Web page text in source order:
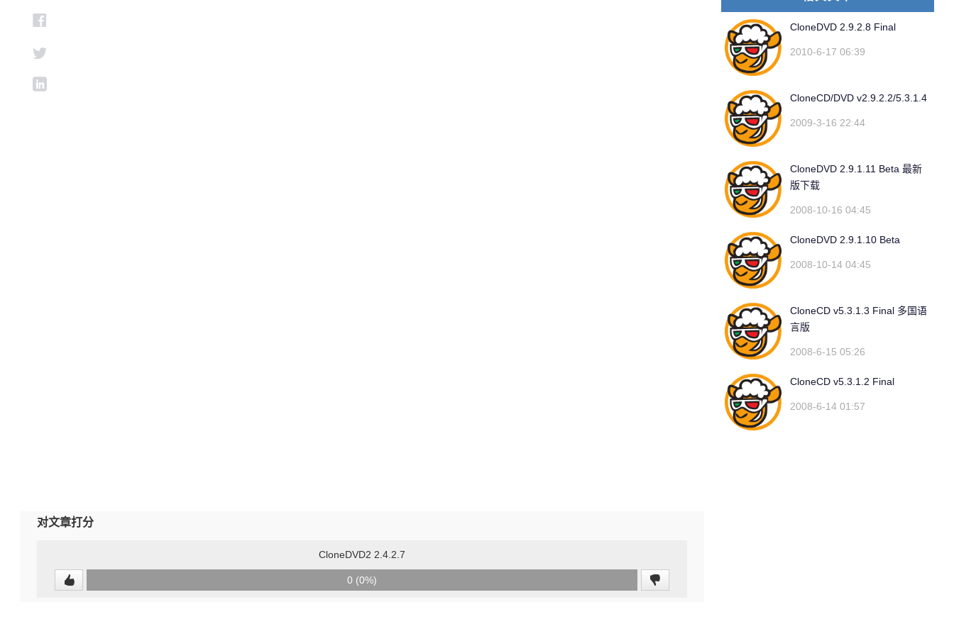
对文章打分
CloneDVD2 2.4.2.7
0 (0%)
CloneDVD 2.9.2.8 Final
2010-6-17 06:39
CloneCD/DVD v2.9.2.2/5.3.1.4
2009-3-16 22:44
CloneDVD 2.9.1.11 Beta 最新
版下载
2008-10-16 04:45
CloneDVD 2.9.1.10 Beta
2008-10-14 04:45
CloneCD v5.3.1.3 Final 多国语
言版
2008-6-15 05:26
CloneCD v5.3.1.2 Final
2008-6-14 01:57